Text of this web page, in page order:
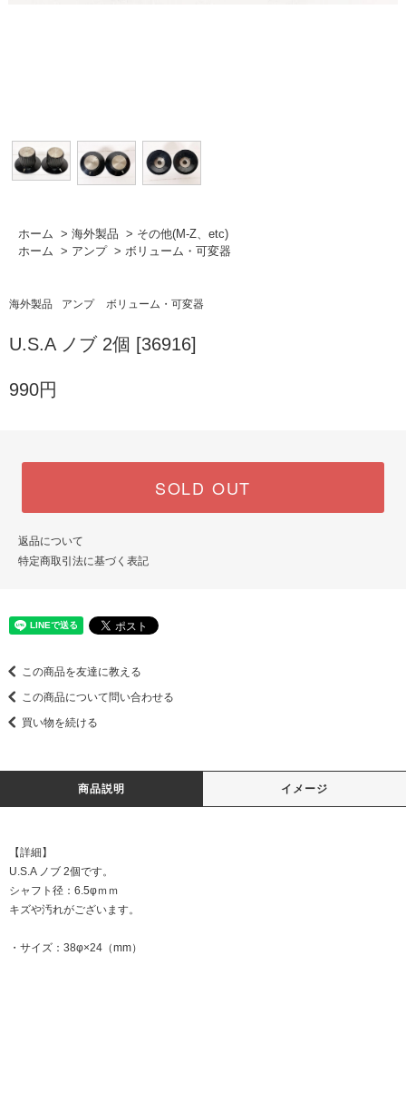
ホーム > 海外製品 > その他(M-Z、etc)
ホーム > アンプ > ボリューム・可変器
海外製品 アンプ ボリューム・可変器
U.S.A ノブ 2個 [36916]
990円
SOLD OUT
返品について
特定商取引法に基づく表記
この商品を友達に教える
この商品について問い合わせる
買い物を続ける
商品説明 イメージ
【詳細】
U.S.A ノブ 2個です。
シャフト径：6.5φｍｍ
キズや汚れがございます。
・サイズ：38φ×24（mm）